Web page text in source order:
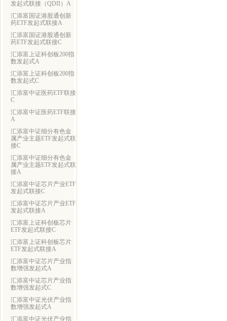
发起式联接（QDII）A
汇添富国证港股通创新
药ETF发起式联接A
汇添富国证港股通创新
药ETF发起式联接C
汇添富上证科创板200指
数发起式A
汇添富上证科创板200指
数发起式C
汇添富中证医药ETF联接
C
汇添富中证医药ETF联接
A
汇添富中证细分有色金
属产业主题ETF发起式联
接C
汇添富中证细分有色金
属产业主题ETF发起式联
接A
汇添富中证芯片产业ETF
发起式联接C
汇添富中证芯片产业ETF
发起式联接A
汇添富上证科创板芯片
ETF发起式联接C
汇添富上证科创板芯片
ETF发起式联接A
汇添富中证芯片产业指
数增强发起式A
汇添富中证芯片产业指
数增强发起式C
汇添富中证光伏产业指
数增强发起式A
汇添富中证光伏产业指